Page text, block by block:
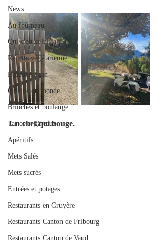
News
Au fourneau
Qui c'est celui-là ?
Recette végétarienne
Recette végan
Cuisine du monde
Brioches et boulange
Tartes et gâteaux
Apéritifs
Mets Salés
Mets sucrés
Entrées et potages
Restaurants en Gruyère
Restaurants Canton de Fribourg
Restaurants Canton de Vaud
Un chef qui bouge.